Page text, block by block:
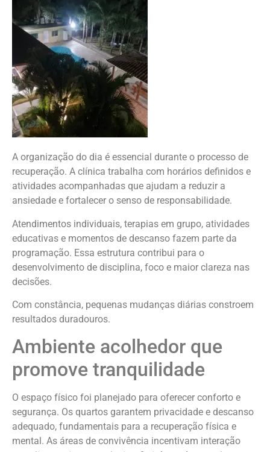
A organização do dia é essencial durante o processo de
recuperação. A clínica trabalha com horários definidos e
atividades acompanhadas que ajudam a reduzir a
ansiedade e fortalecer o senso de responsabilidade.
Atendimentos individuais, terapias em grupo, atividades
educativas e momentos de descanso fazem parte da
programação. Essa estrutura contribui para o
desenvolvimento de disciplina, foco e maior clareza nas
decisões.
Com constância, pequenas mudanças diárias constroem
resultados duradouros.
Ambiente acolhedor que
promove tranquilidade
O espaço físico foi planejado para oferecer conforto e
segurança. Os quartos garantem privacidade e descanso
adequado, fundamentais para a recuperação física e
mental. As áreas de convivência incentivam interação